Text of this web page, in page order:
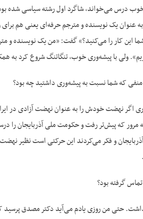
خوب درس می‌خواند، شاگرد اول رشته سیاسی شده
عنوان یک نویسنده و مترجم حرفه‌ای یعنی هم
این کار را می‌کنید؟» گفت: «من یک نویسنده
ولی با پیشه‌وری خوب، تنگاتنگ شروع کرد به
که شما نسبت به پیشه‌وری داشتید چه بود؟
اگر نهضت خودش را به عنوان نهضت آزادی در
مرور که پیش‌تر رفت و حکومت ملی آذربایجان را
و فکر می‌کردند این حرکتی است نظیر
گرفته بود؟
حتی من روزی یادم می‌آید دکتر مصدق